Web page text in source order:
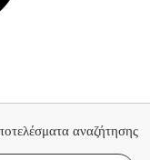
αναζήτησης